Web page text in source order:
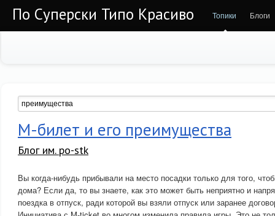
По Суперски Типо Красиво Топики Блоги
М-билет и его преимущества
Блог им. po-stk
Вы когда-нибудь прибывали на место посадки только для того,
дома? Если да, то вы знаете, как это может быть неприятно и
поездка в отпуск, ради которой вы взяли отпуск или заранее